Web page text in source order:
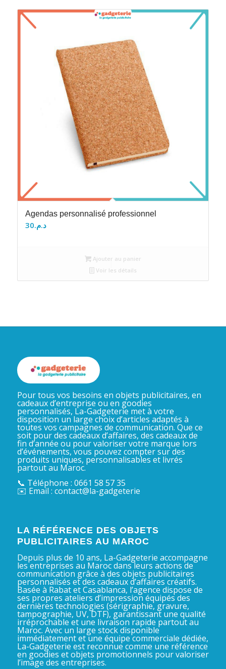
Agendas personnalisé professionnel
د.م.30
Ajouter au panier
Voir les détails
Pour tous vos besoins en objets publicitaires, en
cadeaux d’entreprise ou en goodies
personnalisés, La-Gadgeterie met à votre
disposition un large choix d’articles adaptés à
toutes vos campagnes de communication. Que ce
soit pour des cadeaux d’affaires, des cadeaux de
fin d’année ou pour valoriser votre marque lors
d’événements, vous pouvez compter sur des
produits uniques, personnalisables et livrés
partout au Maroc.
📞 Téléphone : 0661 58 57 35
✉️ Email : contact@la-gadgeterie
LA RÉFÉRENCE DES OBJETS
PUBLICITAIRES AU MAROC
Depuis plus de 10 ans, La-Gadgeterie accompagne
les entreprises au Maroc dans leurs actions de
communication grâce à des objets publicitaires
personnalisés et des cadeaux d’affaires créatifs.
Basée à Rabat et Casablanca, l’agence dispose de
ses propres ateliers d’impression équipés des
dernières technologies (sérigraphie, gravure,
tampographie, UV, DTF), garantissant une qualité
irréprochable et une livraison rapide partout au
Maroc. Avec un large stock disponible
immédiatement et une équipe commerciale dédiée,
La-Gadgeterie est reconnue comme une référence
en goodies et objets promotionnels pour valoriser
l’image des entreprises.